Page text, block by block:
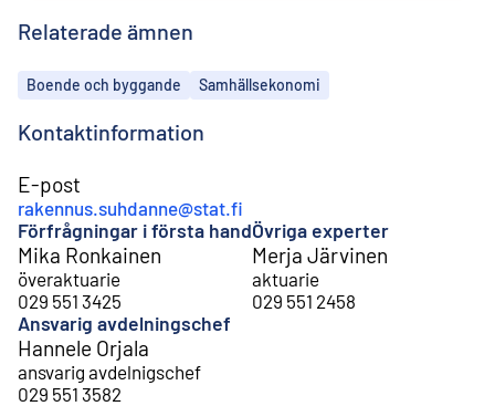
Relaterade ämnen
Ämnen
Boende och byggande Samhällsekonomi
Kontaktinformation
E-post
rakennus.suhdanne@stat.fi
Förfrågningar i första hand
Mika Ronkainen
överaktuarie
029 551 3425
Övriga experter
Merja Järvinen
aktuarie
029 551 2458
Ansvarig avdelningschef
Hannele Orjala
ansvarig avdelnigschef
029 551 3582